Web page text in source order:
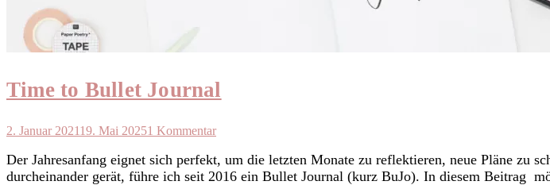
Time to Bullet Journal
2. Januar 202119. Mai 20251 Kommentar
Der Jahresanfang eignet sich perfekt, um die letzten Monate zu reflektieren, neue Pläne zu
durcheinander gerät, führe ich seit 2016 ein Bullet Journal (kurz BuJo). In diesem Beitrag